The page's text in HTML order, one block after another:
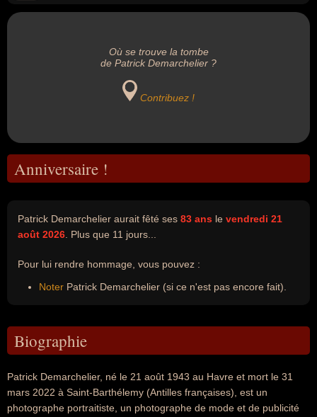
Où se trouve la tombe
de Patrick Demarchelier ?
Contribuez !
Anniversaire !
Patrick Demarchelier aurait fêté ses 83 ans le vendredi 21
août 2026 . Plus que 11 jours...
Pour lui rendre hommage, vous pouvez :
Noter Patrick Demarchelier (si ce n'est pas encore fait).
Biographie
Patrick Demarchelier, né le 21 août 1943 au Havre et mort le 31
mars 2022 à Saint-Barthélemy (Antilles françaises), est un
photographe portraitiste, un photographe de mode et de publicité